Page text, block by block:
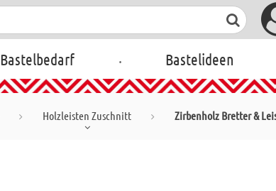
Bastelbedarf . Bastelideen
Holzleisten Zuschnitt Zirbenholz Bretter &